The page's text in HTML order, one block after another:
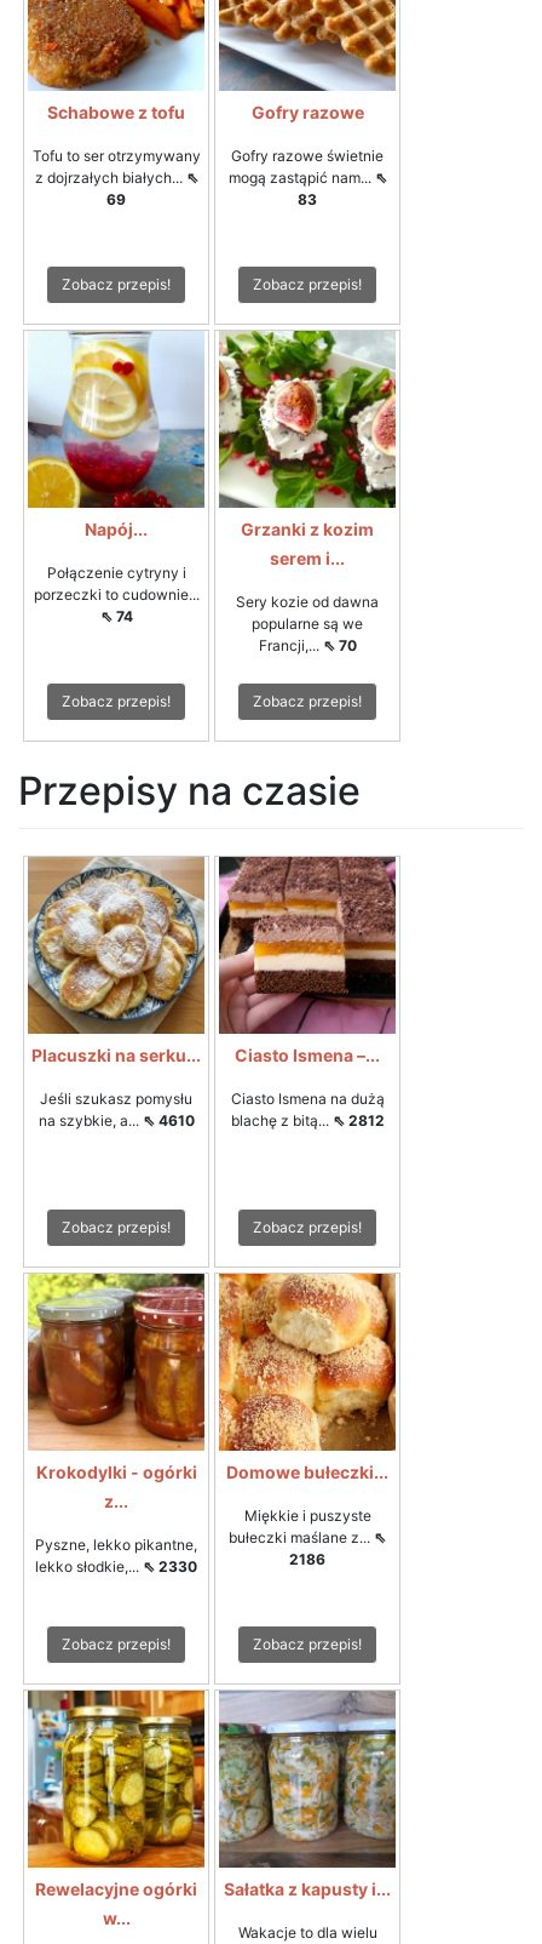
Schabowe z tofu
Tofu to ser otrzymywany
z dojrzałych białych... ⇖
69
Zobacz przepis!
Gofry razowe
Gofry razowe świetnie
mogą zastąpić nam... ⇖
83
Zobacz przepis!
Napój...
Połączenie cytryny i
porzeczki to cudownie...
⇖ 74
Zobacz przepis!
Grzanki z kozim
serem i...
Sery kozie od dawna
popularne są we
Francji,... ⇖ 70
Zobacz przepis!
Przepisy na czasie
Placuszki na serku...
Jeśli szukasz pomysłu
na szybkie, a... ⇖ 4610
Zobacz przepis!
Ciasto Ismena –...
Ciasto Ismena na dużą
blachę z bitą... ⇖ 2812
Zobacz przepis!
Krokodylki - ogórki
z...
Pyszne, lekko pikantne,
lekko słodkie,... ⇖ 2330
Zobacz przepis!
Domowe bułeczki...
Miękkie i puszyste
bułeczki maślane z... ⇖
2186
Zobacz przepis!
Rewelacyjne ogórki
w...
Sałatka z kapusty i...
Wakacje to dla wielu